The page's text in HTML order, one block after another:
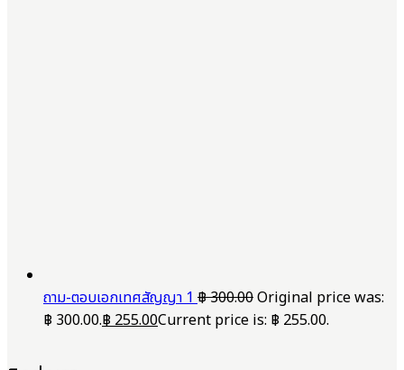
ถาม-ตอบเอกเทศสัญญา 1฿300.00Original price was:
฿ 300.00.฿255.00Current price is: ฿ 255.00.